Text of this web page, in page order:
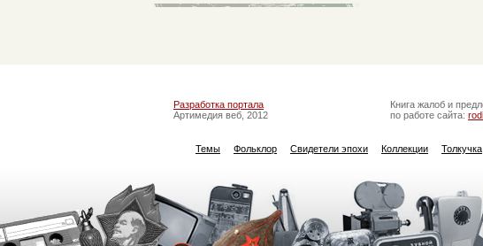
Разработка портала
Артимедия веб, 2012
Книга жалоб и
по работе сайта:
Темы Фольклор Свидетели эпохи Коллекции Толкучка